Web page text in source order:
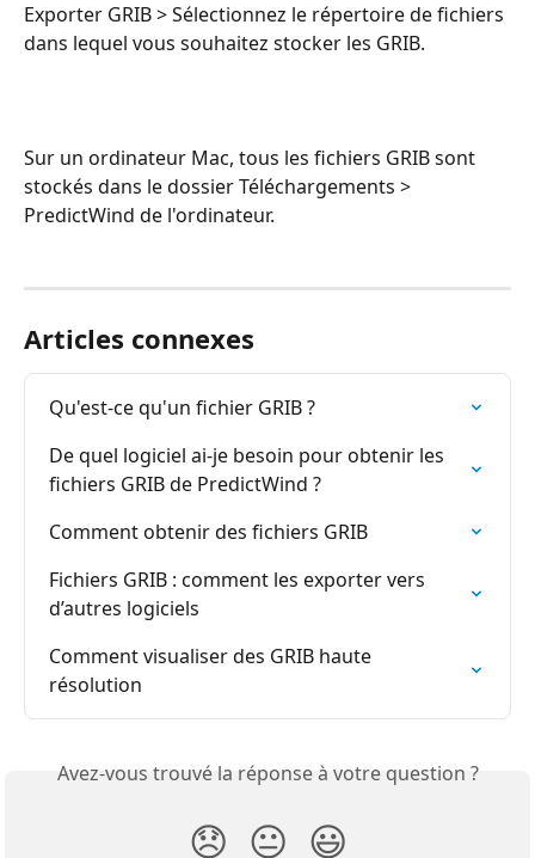
Exporter GRIB > Sélectionnez le répertoire de fichiers
dans lequel vous souhaitez stocker les GRIB.
Sur un ordinateur Mac, tous les fichiers GRIB sont
stockés dans le dossier Téléchargements >
PredictWind de l'ordinateur.
Articles connexes
Qu'est-ce qu'un fichier GRIB ?
De quel logiciel ai-je besoin pour obtenir les
fichiers GRIB de PredictWind ?
Comment obtenir des fichiers GRIB
Fichiers GRIB : comment les exporter vers
d’autres logiciels
Comment visualiser des GRIB haute
résolution
Avez-vous trouvé la réponse à votre question ?
😞 😐 😃